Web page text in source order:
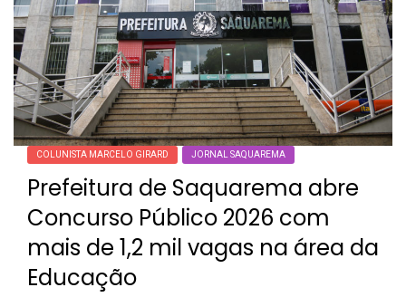
COLUNISTA MARCELO GIRARD JORNAL SAQUAREMA
Prefeitura de Saquarema abre
Concurso Público 2026 com
mais de 1,2 mil vagas na área da
Educação